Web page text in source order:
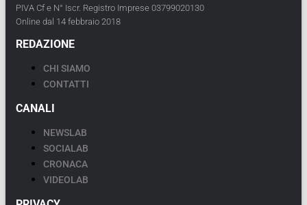
PIVA Cf e N° Iscr. Registro Imprese 03799020130
Online dal 14 febbraio 2018
REDAZIONE
CHI SIAMO
CONTATTI
CANALI
NEWSLAB
SOCIALAB
CRONACA
VIDEOLAB